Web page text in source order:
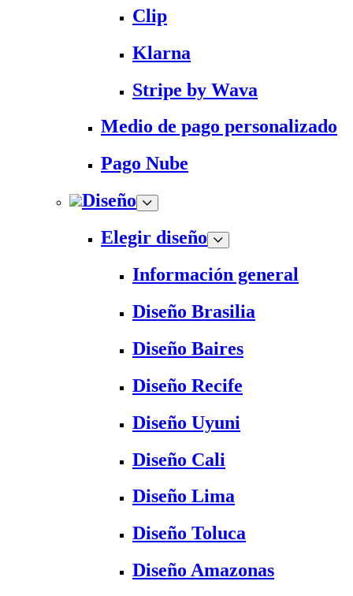
Clip
Klarna
Stripe by Wava
Medio de pago personalizado
Pago Nube
Diseño
Elegir diseño
Información general
Diseño Brasilia
Diseño Baires
Diseño Recife
Diseño Uyuni
Diseño Cali
Diseño Lima
Diseño Toluca
Diseño Amazonas